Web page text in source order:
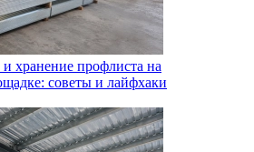
хранение профлиста на
советы и лайфхаки